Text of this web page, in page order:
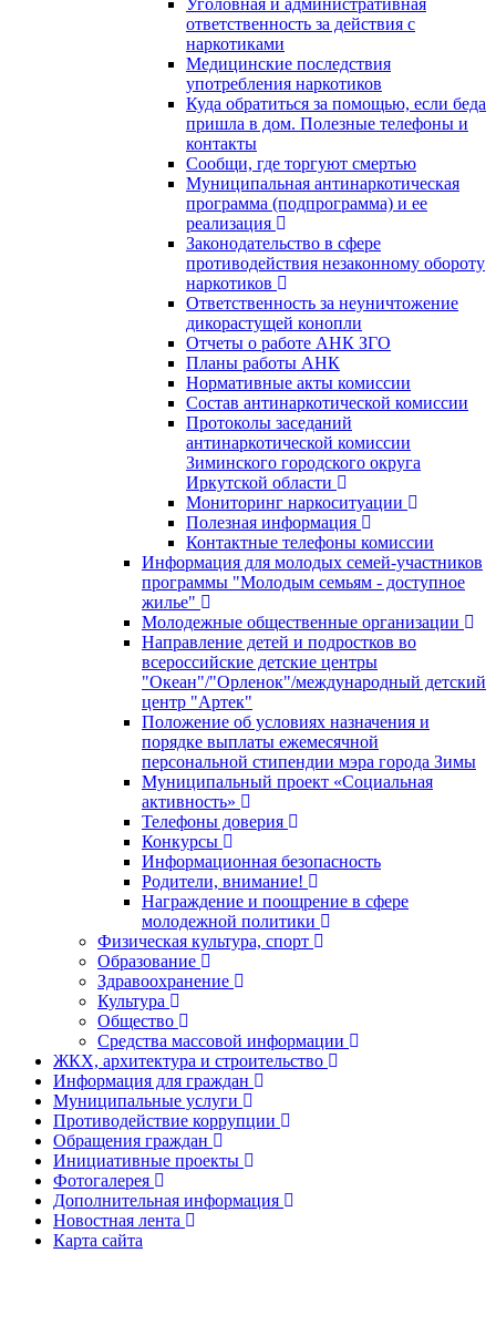
ответственность за действия с
наркотиками
Медицинские последствия
употребления наркотиков
Куда обратиться за помощью, если беда
пришла в дом. Полезные телефоны и
контакты
Сообщи, где торгуют смертью
Муниципальная антинаркотическая
программа (подпрограмма) и ее
реализация
Законодательство в сфере
противодействия незаконному обороту
наркотиков
Ответственность за неуничтожение
дикорастущей конопли
Отчеты о работе АНК ЗГО
Планы работы АНК
Нормативные акты комиссии
Состав антинаркотической комиссии
Протоколы заседаний
антинаркотической комиссии
Зиминского городского округа
Иркутской области
Мониторинг наркоситуации
Полезная информация
Контактные телефоны комиссии
Информация для молодых семей-участников
программы "Молодым семьям - доступное
жилье"
Молодежные общественные организации
Направление детей и подростков во
всероссийские детские центры
"Океан"/"Орленок"/международный детский
центр "Артек"
Положение об условиях назначения и
порядке выплаты ежемесячной
персональной стипендии мэра города Зимы
Муниципальный проект «Социальная
активность»
Телефоны доверия
Конкурсы
Информационная безопасность
Родители, внимание!
Награждение и поощрение в сфере
молодежной политики
Физическая культура, спорт
Образование
Здравоохранение
Культура
Общество
Средства массовой информации
ЖКХ, архитектура и строительство
Информация для граждан
Муниципальные услуги
Противодействие коррупции
Обращения граждан
Инициативные проекты
Фотогалерея
Дополнительная информация
Новостная лента
Карта сайта